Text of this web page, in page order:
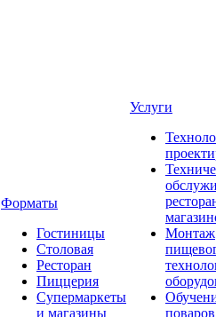
Форматы
Гостиницы
Столовая
Ресторан
Пиццерия
Супермаркеты
и магазины
Услуги
Монтаж
поваров